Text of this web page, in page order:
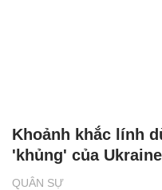
QUÂN SỰ
Khoảnh khắc lính
'khủng' của Ukraine